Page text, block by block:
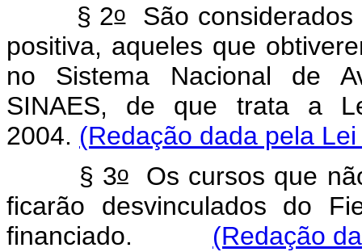
§ 2oSão considerados
positiva, aqueles que
no Sistema Nacional de
SINAES, de que trata a
2004. (Redação dada pela
§ 3oOs cursos que
ficarão desvinculados do
financiado. (Redação